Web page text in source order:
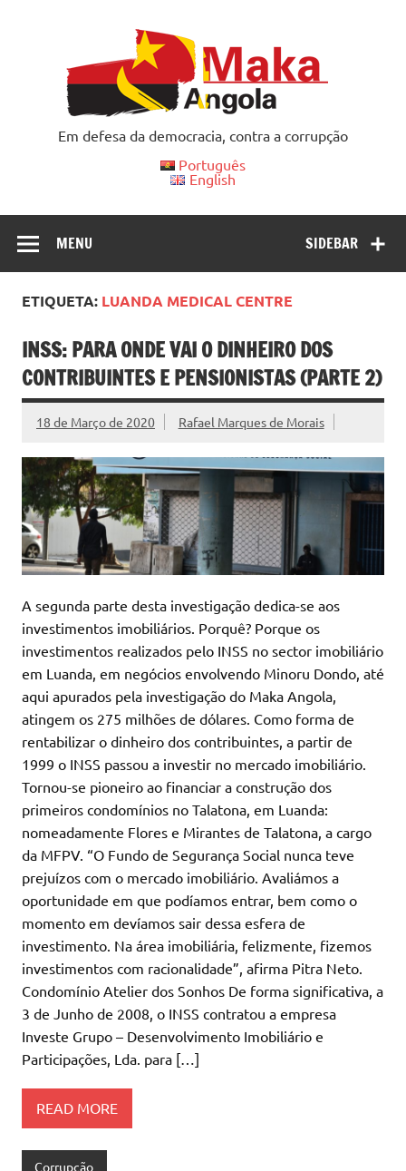
Em defesa da democracia, contra a corrupção
Português
English
SIDEBAR
MENU
ETIQUETA: LUANDA MEDICAL CENTRE
INSS: PARA ONDE VAI O DINHEIRO DOS
CONTRIBUINTES E PENSIONISTAS (PARTE 2)
18 de Março de 2020 Rafael Marques de Morais
A segunda parte desta investigação dedica-se aos
investimentos imobiliários. Porquê? Porque os
investimentos realizados pelo INSS no sector imobiliário
em Luanda, em negócios envolvendo Minoru Dondo, até
aqui apurados pela investigação do Maka Angola,
atingem os 275 milhões de dólares. Como forma de
rentabilizar o dinheiro dos contribuintes, a partir de
1999 o INSS passou a investir no mercado imobiliário.
Tornou-se pioneiro ao financiar a construção dos
primeiros condomínios no Talatona, em Luanda:
nomeadamente Flores e Mirantes de Talatona, a cargo
da MFPV. “O Fundo de Segurança Social nunca teve
prejuízos com o mercado imobiliário. Avaliámos a
oportunidade em que podíamos entrar, bem como o
momento em devíamos sair dessa esfera de
investimento. Na área imobiliária, felizmente, fizemos
investimentos com racionalidade”, afirma Pitra Neto.
Condomínio Atelier dos Sonhos De forma significativa, a
3 de Junho de 2008, o INSS contratou a empresa
Investe Grupo – Desenvolvimento Imobiliário e
Participações, Lda. para […]
READ MORE
Corrupção